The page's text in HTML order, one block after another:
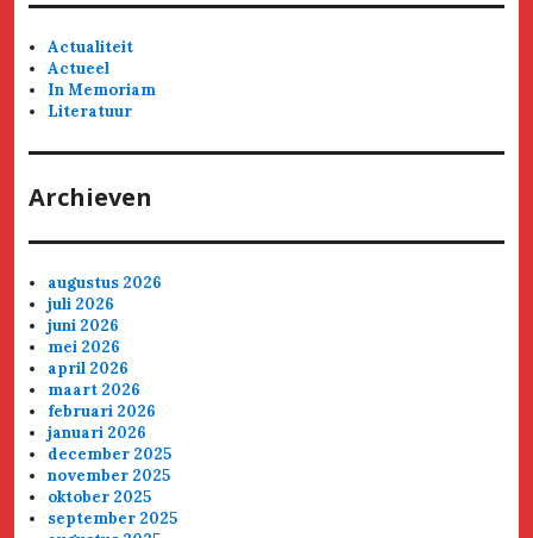
Actualiteit
Actueel
In Memoriam
Literatuur
Archieven
augustus 2026
juli 2026
juni 2026
mei 2026
april 2026
maart 2026
februari 2026
januari 2026
december 2025
november 2025
oktober 2025
september 2025